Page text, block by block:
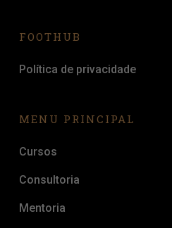
FOOTHUB
Política de privacidade
MENU PRINCIPAL
Cursos
Consultoria
Mentoria